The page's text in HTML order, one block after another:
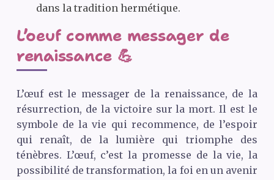
dans la tradition hermétique.
L’oeuf comme messager de
renaissance 💪
L’œuf est le messager de la renaissance, de la
résurrection, de la victoire sur la mort. Il est le
symbole de la vie qui recommence, de l’espoir
qui renaît, de la lumière qui triomphe des
ténèbres. L’œuf, c’est la promesse de la vie, la
possibilité de transformation, la foi en un avenir